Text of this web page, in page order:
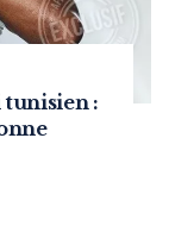
: